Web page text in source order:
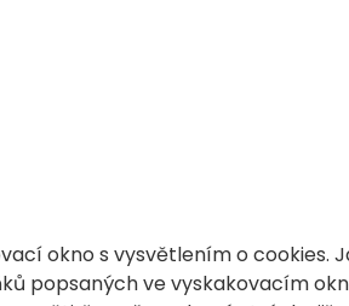
okno s vysvětlením o cookies.
popsaných ve vyskakovacím